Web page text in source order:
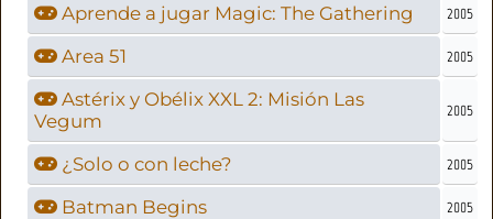
Aprende a jugar Magic: The Gathering 2005
Area 51 2005
Astérix y Obélix XXL 2: Misión Las
Vegum
2005
¿Solo o con leche? 2005
Batman Begins 2005